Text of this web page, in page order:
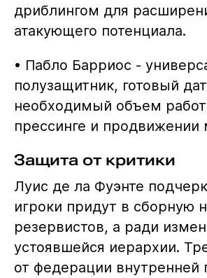
дриблингом для
атакующего потенциала.
• Пабло Барриос -
полузащитник, готовый
необходимый объем
прессинге и продвижении
Защита от критики
Луис де ла Фуэнте
игроки придут в сборную
резервистов, а ради
устоявшейся иерархии.
от федерации внутренней